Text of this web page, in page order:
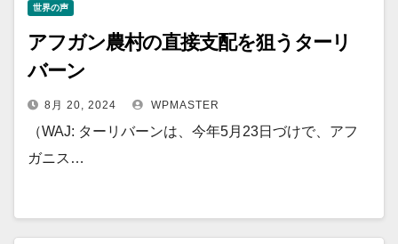
世界の声
アフガン農村の直接支配を狙うターリ
バーン
8月 20, 2024 WPMASTER
（WAJ: ターリバーンは、今年5月23日づけで、アフ
ガニス…